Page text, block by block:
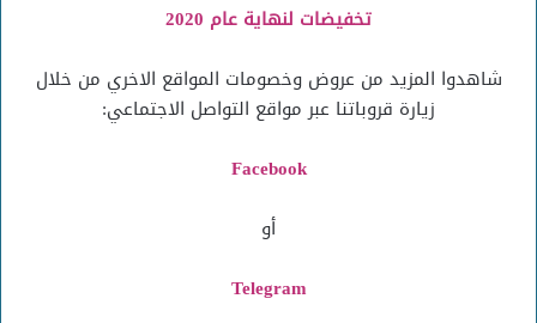
تخفيضات لنهاية عام 2020
شاهدوا المزيد من عروض وخصومات المواقع الاخري من خلال
زيارة قروباتنا عبر مواقع التواصل الاجتماعي:
Facebook
أو
Telegram